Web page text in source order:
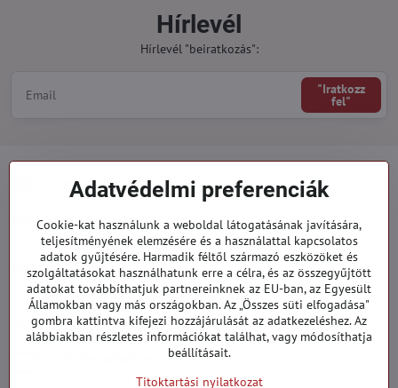
Hírlevél
Hírlevél "beiratkozás":
"Iratkozz
fel"
Minden a vásárlásról
Megrendelések
Kategóriák
919 060 751
Hétfő - Péntek: 09:00 - 15:00 hod.
Adatvédelmi preferenciák
Cookie-kat használunk a weboldal látogatásának javítására,
teljesítményének elemzésére és a használattal kapcsolatos
adatok gyűjtésére. Harmadik féltől származó eszközöket és
szolgáltatásokat használhatunk erre a célra, és az összegyűjtött
adatokat továbbíthatjuk partnereinknek az EU-ban, az Egyesült
Államokban vagy más országokban. Az „Összes süti elfogadása"
gombra kattintva kifejezi hozzájárulását az adatkezeléshez. Az
alábbiakban részletes információkat találhat, vagy módosíthatja
beállításait.
Titoktartási nyilatkozat